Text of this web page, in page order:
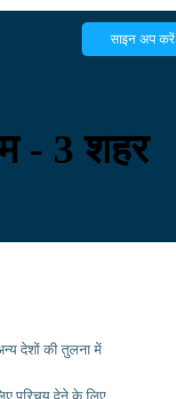
साइन अप करें
चिली
- 3 शहर
देशों की तुलना में
परिचय देने के लिए